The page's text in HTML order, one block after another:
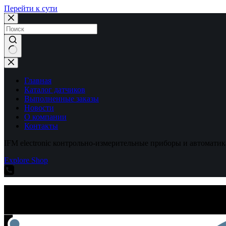
Перейти к сути
Ничего
не
найденоГлавная
Каталог датчиков
Выполненные заказы
Новости
О компании
Контакты
IFM electronic контрольно-измерительные приборы и
Explore Shop